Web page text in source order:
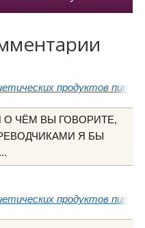
продуктов
ЧЁМ ВЫ ГОВОРИТЕ,
Я БЫ
продуктов